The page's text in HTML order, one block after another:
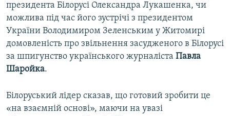
президента Білорусі Олександра Лукашенка, чи
можлива під час його зустрічі з президентом
України Володимиром Зеленським у Житомирі
домовленість про звільнення засудженого в Білорусі
за шпигунство українського журналіста Павла
Шаройка.
Білоруський лідер сказав, що готовий зробити це
«на взаємній основі», маючи на увазі